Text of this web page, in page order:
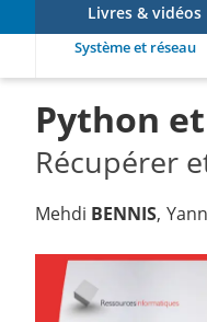
Livres & vidéos
Système et réseau
Python
Récupérer
Mehdi BENNIS Yann